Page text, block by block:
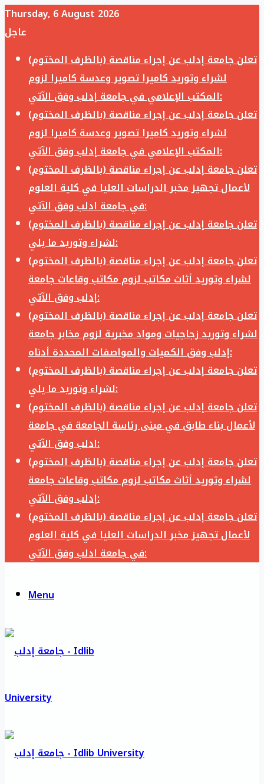
Thursday, 6 August 2026
عاجل
تعلن جامعة إدلب عن إجراء مناقصة (بالظرف المختوم)
لشراء وتوريد كاميرا تصوير وعدسة كاميرا لزوم
المكتب الإعلامي في جامعة إدلب وفق الآتي:
تعلن جامعة إدلب عن إجراء مناقصة (بالظرف المختوم)
لشراء وتوريد كاميرا تصوير وعدسة كاميرا لزوم
المكتب الإعلامي في جامعة إدلب وفق الآتي:
تعلن جامعة إدلب عن إجراء مناقصة (بالظرف المختوم)
لأعمال تجهيز مخبر الدراسات العليا في كلية العلوم
في جامعة ادلب وفق الآتي:
تعلن جامعة إدلب عن إجراء مناقصة (بالظرف المختوم)
لشراء وتوريد ما يلي:
تعلن جامعة إدلب عن إجراء مناقصة (بالظرف المختوم)
لشراء وتوريد أثاث مكاتب لزوم مكاتب وقاعات جامعة
إدلب وفق الآتي:
تعلن جامعة إدلب عن إجراء مناقصة (بالظرف المختوم)
لشراء وتوريد زجاجيات ومواد مخبرية لزوم مخابر جامعة
إدلب وفق الكميات والمواصفات المحددة أدناه:
تعلن جامعة إدلب عن إجراء مناقصة (بالظرف المختوم)
لشراء وتوريد ما يلي:
تعلن جامعة إدلب عن إجراء مناقصة (بالظرف المختوم)
لأعمال بناء طابق في مبنى رئاسة الجامعة في جامعة
ادلب وفق الآتي:
تعلن جامعة إدلب عن إجراء مناقصة (بالظرف المختوم)
لشراء وتوريد أثاث مكاتب لزوم مكاتب وقاعات جامعة
إدلب وفق الآتي:
تعلن جامعة إدلب عن إجراء مناقصة (بالظرف المختوم)
لأعمال تجهيز مخبر الدراسات العليا في كلية العلوم
في جامعة ادلب وفق الآتي:
Menu